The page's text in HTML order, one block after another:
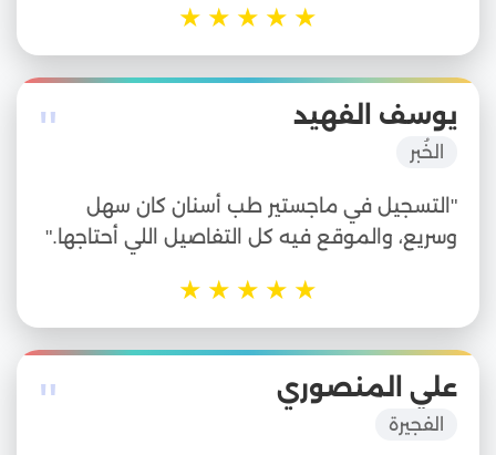
★
★
★
★
★
" يوسف الفهيد
الخُبر
"التسجيل في ماجستير طب أسنان كان سهل
وسريع، والموقع فيه كل التفاصيل اللي أحتاجها."
★
★
★
★
★
" علي المنصوري
الفجيرة